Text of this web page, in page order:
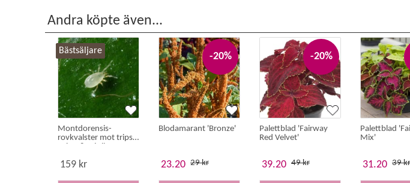
Andra köpte även...
Bästsäljare
Montdorensis-
rovkvalster mot trips,
spinn & mjöllöss
159 kr
-20%
Blodamarant 'Bronze'
23.20 29 kr
-20%
Palettblad 'Fairway
Red Velvet'
39.20 49 kr
Palettblad
Mix'
31.20 39 kr